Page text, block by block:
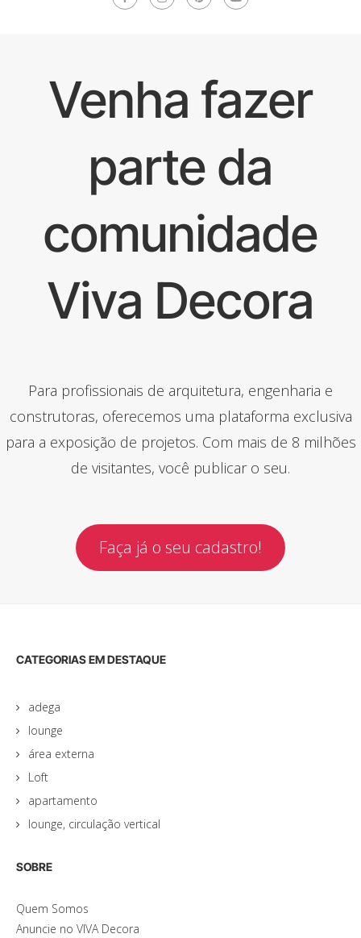
Venha fazer
parte da
comunidade
Viva Decora
Para profissionais de arquitetura, engenharia e
construtoras, oferecemos uma plataforma exclusiva
para a exposição de projetos. Com mais de 8 milhões
de visitantes, você publicar o seu.
Faça já o seu cadastro!
CATEGORIAS EM DESTAQUE
adega
lounge
área externa
Loft
apartamento
lounge, circulação vertical
SOBRE
Quem Somos
Anuncie no VIVA Decora